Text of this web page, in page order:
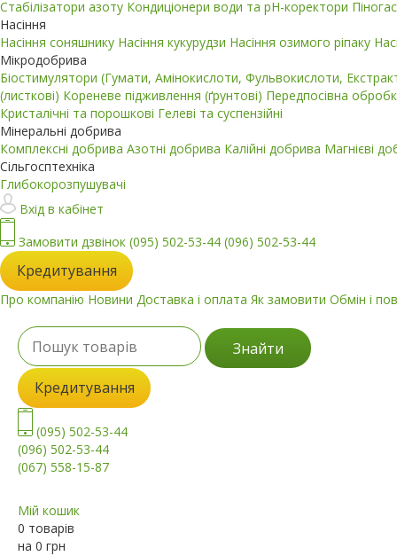
Стабілізатори азоту Кондиціонери води та pH-коректори
Насіння
Насіння соняшнику Насіння кукурудзи Насіння озимого ріпаку
Мікродобрива
Біостимулятори (Гумати, Амінокислоти, Фульвокислоти,
(листкові) Кореневе підживлення (ґрунтові) Передпосівна
Кристалічні та порошкові Гелеві та суспензійні
Мінеральні добрива
Комплексні добрива Азотні добрива Калійні добрива Магнієві
Сільгосптехніка
Глибокорозпушувачі
Вхід в кабінет
Замовити дзвінок (095) 502-53-44 (096) 502-53-44
Кредитування
Про компанію Новини Доставка і оплата Як замовити Обмін і
Знайти
Кредитування
(095) 502-53-44
(096) 502-53-44
(067) 558-15-87
Мій кошик
0 товарів
на 0 грн